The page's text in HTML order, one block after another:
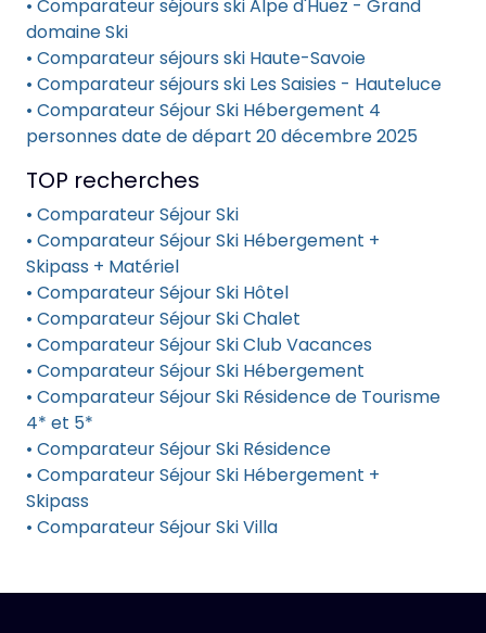
• Comparateur séjours ski Alpe d'Huez - Grand
domaine Ski
• Comparateur séjours ski Haute-Savoie
• Comparateur séjours ski Les Saisies - Hauteluce
• Comparateur Séjour Ski Hébergement 4
personnes date de départ 20 décembre 2025
TOP recherches
• Comparateur Séjour Ski
• Comparateur Séjour Ski Hébergement +
Skipass + Matériel
• Comparateur Séjour Ski Hôtel
• Comparateur Séjour Ski Chalet
• Comparateur Séjour Ski Club Vacances
• Comparateur Séjour Ski Hébergement
• Comparateur Séjour Ski Résidence de Tourisme
4* et 5*
• Comparateur Séjour Ski Résidence
• Comparateur Séjour Ski Hébergement +
Skipass
• Comparateur Séjour Ski Villa